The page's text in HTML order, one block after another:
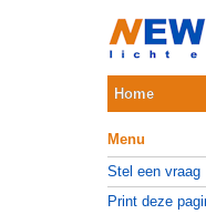
Home
Menu
Stel een vraag
Print deze